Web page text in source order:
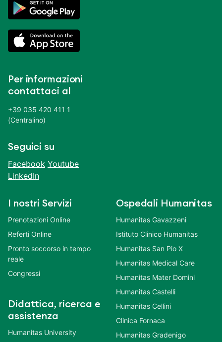
Per informazioni
contattaci al
+39 035 420 411 1
(Centralino)
Seguici su
Facebook Youtube
LinkedIn
I nostri Servizi
Prenotazioni Online
Referti Online
Pronto soccorso in tempo
reale
Congressi
Didattica, ricerca e
assistenza
Humanitas University
Ospedali Humanitas
Humanitas Gavazzeni
Istituto Clinico Humanitas
Humanitas San Pio X
Humanitas Medical Care
Humanitas Mater Domini
Humanitas Castelli
Humanitas Cellini
Clinica Fornaca
Humanitas Gradenigo